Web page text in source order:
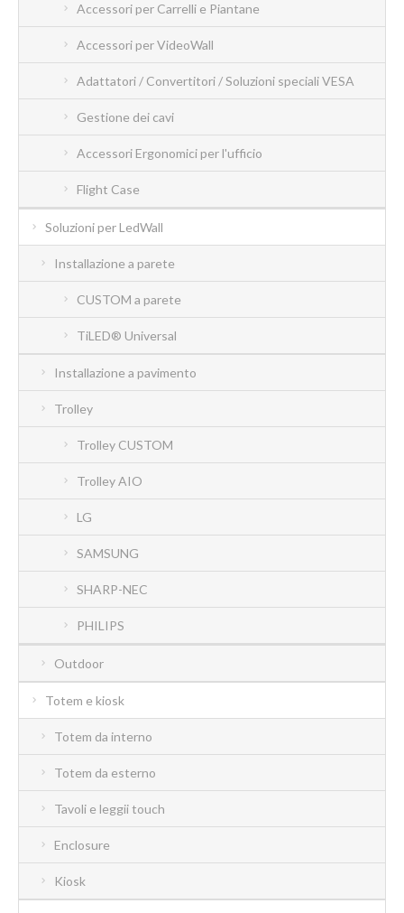
Accessori per Carrelli e Piantane
Accessori per VideoWall
Adattatori / Convertitori / Soluzioni speciali VESA
Gestione dei cavi
Accessori Ergonomici per l'ufficio
Flight Case
Soluzioni per LedWall
Installazione a parete
CUSTOM a parete
TiLED® Universal
Installazione a pavimento
Trolley
Trolley CUSTOM
Trolley AIO
LG
SAMSUNG
SHARP-NEC
PHILIPS
Outdoor
Totem e kiosk
Totem da interno
Totem da esterno
Tavoli e leggii touch
Enclosure
Kiosk